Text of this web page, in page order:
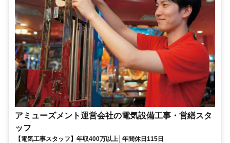
アミューズメント運営会社の電気設備工事・営繕スタ
ッフ
【電気工事スタッフ】年収400万以上│年間休日115日